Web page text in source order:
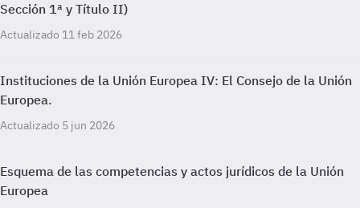
Sección 1ª y Título II)
Actualizado 11 feb 2026
Instituciones de la Unión Europea IV: El Consejo de la Unión
Europea.
Actualizado 5 jun 2026
Esquema de las competencias y actos jurídicos de la Unión
Europea